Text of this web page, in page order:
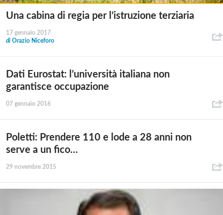
Una cabina di regia per l’istruzione terziaria
17 gennaio 2017
di Orazio Niceforo
Dati Eurostat: l’università italiana non
garantisce occupazione
07 gennaio 2016
Poletti: Prendere 110 e lode a 28 anni non
serve a un fico…
29 novembre 2015